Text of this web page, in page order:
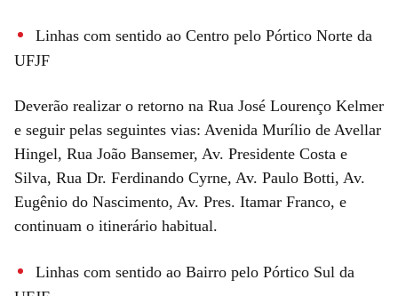
Linhas com sentido ao Centro pelo Pórtico Norte da
UFJF
Deverão realizar o retorno na Rua José Lourenço Kelmer
e seguir pelas seguintes vias: Avenida Murílio de Avellar
Hingel, Rua João Bansemer, Av. Presidente Costa e
Silva, Rua Dr. Ferdinando Cyrne, Av. Paulo Botti, Av.
Eugênio do Nascimento, Av. Pres. Itamar Franco, e
continuam o itinerário habitual.
Linhas com sentido ao Bairro pelo Pórtico Sul da